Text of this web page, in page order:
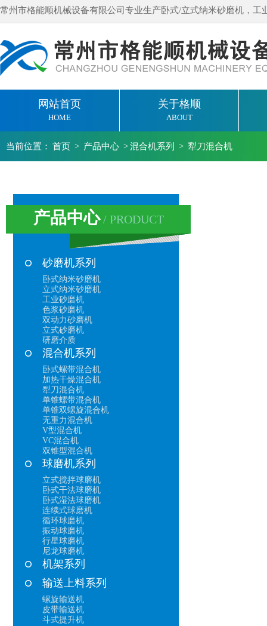
常州市格能顺机械设备有限公司专业生产卧式/立式纳米砂磨机，工
网站首页
HOME
关于格顺
ABOUT
当前位置： 首页 > 产品中心 >混合机系列 > 犁刀混合机
产品中心/ PRODUCT
砂磨机系列
卧式纳米砂磨机
立式纳米砂磨机
工业砂磨机
色浆砂磨机
双动力砂磨机
立式砂磨机
研磨介质
混合机系列
卧式螺带混合机
加热干燥混合机
犁刀混合机
单锥螺带混合机
单锥双螺旋混合机
无重力混合机
V型混合机
VC混合机
双锥型混合机
球磨机系列
立式搅拌球磨机
卧式干法球磨机
卧式湿法球磨机
连续式球磨机
循环球磨机
振动球磨机
行星球磨机
尼龙球磨机
机架系列
输送上料系列
螺旋输送机
皮带输送机
斗式提升机